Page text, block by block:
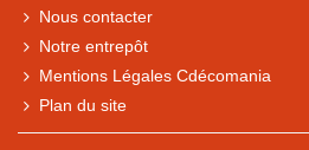
Nous contacter
Notre entrepôt
Mentions Légales Cdécomania
Plan du site